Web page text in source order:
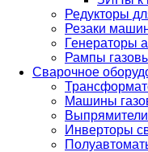
Редукторы
Резаки
Генераторы
Рампы
Сварочное
Машины
Инверторы